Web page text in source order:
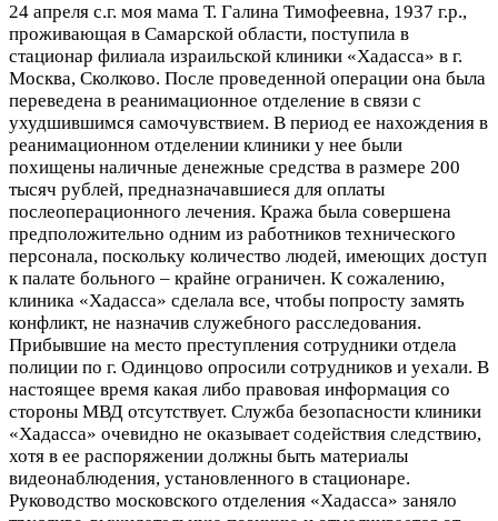
24 апреля с.г. моя мама Т. Галина Тимофеевна, 1937 г.р.,
проживающая в Самарской области, поступила в
стационар филиала израильской клиники «Хадасса» в г.
Москва, Сколково. После проведенной операции она была
переведена в реанимационное отделение в связи с
ухудшившимся самочувствием. В период ее нахождения в
реанимационном отделении клиники у нее были
похищены наличные денежные средства в размере 200
тысяч рублей, предназначавшиеся для оплаты
послеоперационного лечения. Кража была совершена
предположительно одним из работников технического
персонала, поскольку количество людей, имеющих доступ
к палате больного – крайне ограничен. К сожалению,
клиника «Хадасса» сделала все, чтобы попросту замять
конфликт, не назначив служебного расследования.
Прибывшие на место преступления сотрудники отдела
полиции по г. Одинцово опросили сотрудников и уехали. В
настоящее время какая либо правовая информация со
стороны МВД отсутствует. Служба безопасности клиники
«Хадасса» очевидно не оказывает содействия следствию,
хотя в ее распоряжении должны быть материалы
видеонаблюдения, установленного в стационаре.
Руководство московского отделения «Хадасса» заняло